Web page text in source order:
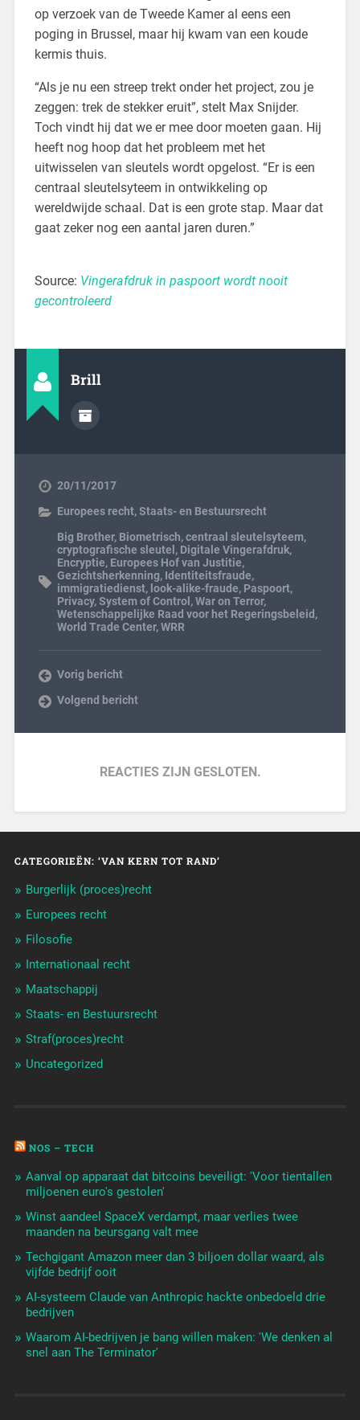
op verzoek van de Tweede Kamer al eens een
poging in Brussel, maar hij kwam van een koude
kermis thuis.
“Als je nu een streep trekt onder het project, zou je
zeggen: trek de stekker eruit”, stelt Max Snijder.
Toch vindt hij dat we er mee door moeten gaan. Hij
heeft nog hoop dat het probleem met het
uitwisselen van sleutels wordt opgelost. “Er is een
centraal sleutelsyteem in ontwikkeling op
wereldwijde schaal. Dat is een grote stap. Maar dat
gaat zeker nog een aantal jaren duren.”
Source: Vingerafdruk in paspoort wordt nooit
gecontroleerd
Brill
20/11/2017
Europees recht,Staats- en Bestuursrecht
Big Brother, Biometrisch,centraal sleutelsyteem,
cryptografische sleutel , Digitale Vingerafdruk,
Encryptie, Europees Hof van Justitie,
Gezichtsherkenning, Identiteitsfraude,
immigratiedienst, look-alike-fraude, Paspoort,
Privacy,System of Control ,War on Terror,
Wetenschappelijke Raad voor het Regeringsbeleid ,
World Trade Center,WRR
Vorig bericht
Volgend bericht
REACTIES ZIJN GESLOTEN.
CATEGORIEËN: ‘VAN KERN TOT RAND’
Burgerlijk (proces)recht
Europees recht
Filosofie
Internationaal recht
Maatschappij
Staats- en Bestuursrecht
Straf(proces)recht
Uncategorized
NOS – TECH
Aanval op apparaat dat bitcoins beveiligt: 'Voor tientallen
miljoenen euro's gestolen'
Winst aandeel SpaceX verdampt, maar verlies twee
maanden na beursgang valt mee
Techgigant Amazon meer dan 3 biljoen dollar waard, als
vijfde bedrijf ooit
AI-systeem Claude van Anthropic hackte onbedoeld drie
bedrijven
Waarom AI-bedrijven je bang willen maken: 'We denken al
snel aan The Terminator'